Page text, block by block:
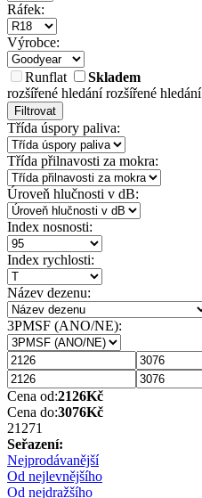
Ráfek:
Výrobce:
Runflat
Skladem
rozšířené hledánírozšířené hledání
Filtrovat
Třída úspory paliva:
Třída přilnavosti za mokra:
Úroveň hlučnosti v dB:
Index nosnosti:
Index rychlosti:
Název dezenu:
3PMSF (ANO/NE):
Cena od:2126Kč
Cena do:3076Kč
21271
Seřazení:
Nejprodávanější
Od nejlevnějšího
Od nejdražšího